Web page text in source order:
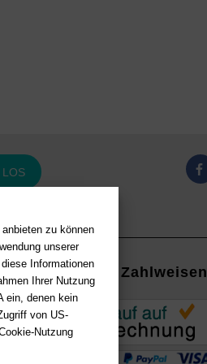
zu können
unserer
Informationen
Ihrer Nutzung
ein, denen kein
von US-
Nutzung
LOS
mit
Zahlweisen